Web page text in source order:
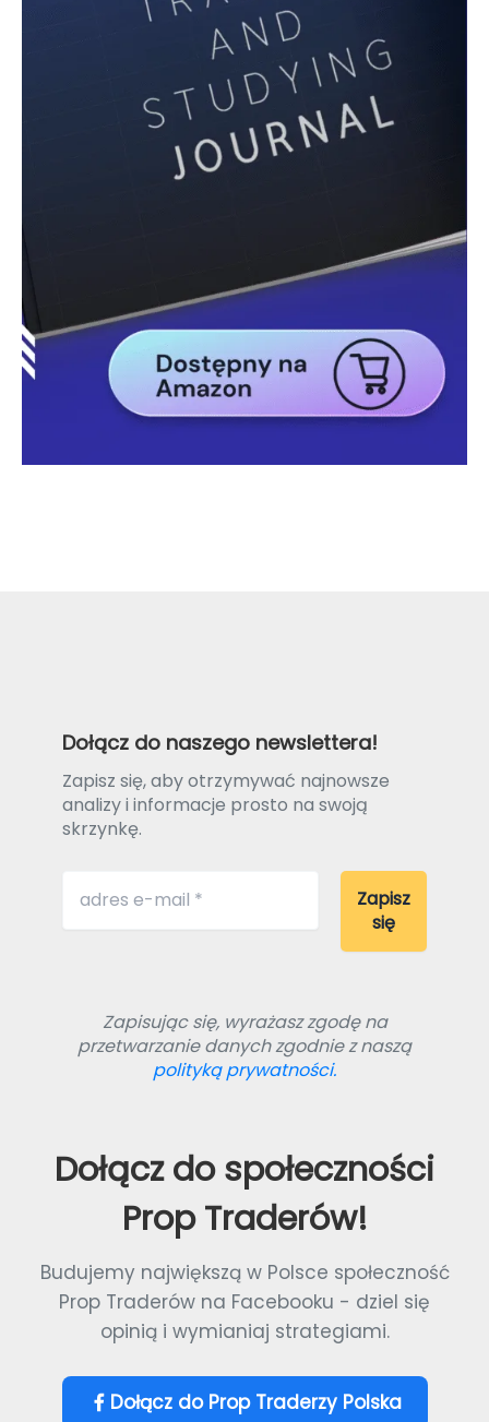
Dołącz do naszego newslettera!
Zapisz się, aby otrzymywać najnowsze
analizy i informacje prosto na swoją
skrzynkę.
Zapisując się, wyrażasz zgodę na
przetwarzanie danych zgodnie z naszą
polityką prywatności.
Dołącz do społeczności
Prop Traderów!
Budujemy największą w Polsce społeczność
Prop Traderów na Facebooku - dziel się
opinią i wymianiaj strategiami.
Dołącz do Prop Traderzy Polska